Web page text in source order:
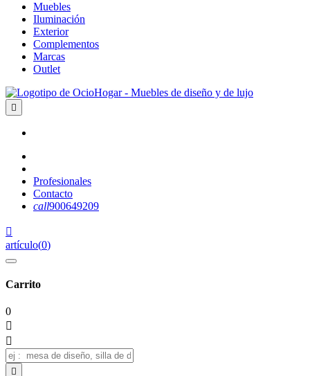
Muebles
Iluminación
Exterior
Complementos
Marcas
Outlet

Profesionales
Contacto
call900649209

artículo(0)
Carrito
0


